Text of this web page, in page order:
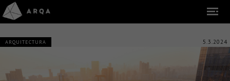
ARQUITECTURA 5.3.2024